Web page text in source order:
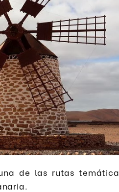
de las rutas